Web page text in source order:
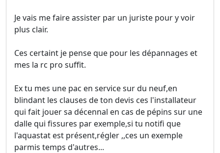
Je vais me faire assister par un juriste pour y voir
plus clair.
Ces certaint je pense que pour les dépannages et
mes la rc pro suffit.
Ex tu mes une pac en service sur du neuf,en
blindant les clauses de ton devis ces l'installateur
qui fait jouer sa décennal en cas de pépins sur une
dalle qui fissures par exemple,si tu notifi que
l'aquastat est présent,régler ,,ces un exemple
parmis temps d'autres...